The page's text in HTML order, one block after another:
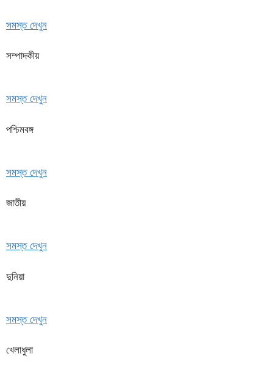
সমস্ত দেখুন
সম্পাদকীয়
সমস্ত দেখুন
পশ্চিমবঙ্গ
সমস্ত দেখুন
জাতীয়
সমস্ত দেখুন
দুনিয়া
সমস্ত দেখুন
খেলাধুলা